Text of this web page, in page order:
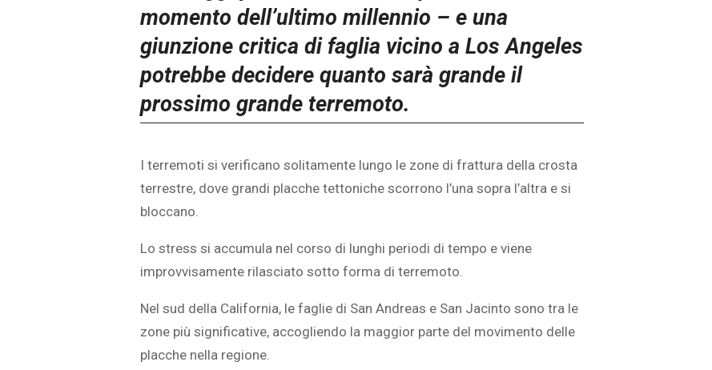
momento dell’ultimo millennio – e una
giunzione critica di faglia vicino a Los Angeles
potrebbe decidere quanto sarà grande il
prossimo grande terremoto.
I terremoti si verificano solitamente lungo le zone di frattura della crosta
terrestre, dove grandi placche tettoniche scorrono l’una sopra l’altra e si
bloccano.
Lo stress si accumula nel corso di lunghi periodi di tempo e viene
improvvisamente rilasciato sotto forma di terremoto.
Nel sud della California, le faglie di San Andreas e San Jacinto sono tra le
zone più significative, accogliendo la maggior parte del movimento delle
placche nella regione.
L’ATTIVITÀ CEREBRALE
RIVELA LE MELODIE CHE LE
SOVRAPPESO E OBESITÀ
INFANTILE ASSOCIATI AD